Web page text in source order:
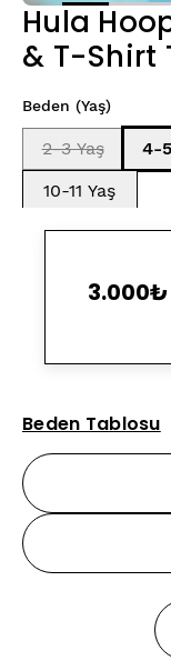
Hula
& T-Shirt
Beden (Yaş)
2-3 Yaş 4-
10-11 Yaş
Beden Tablosu